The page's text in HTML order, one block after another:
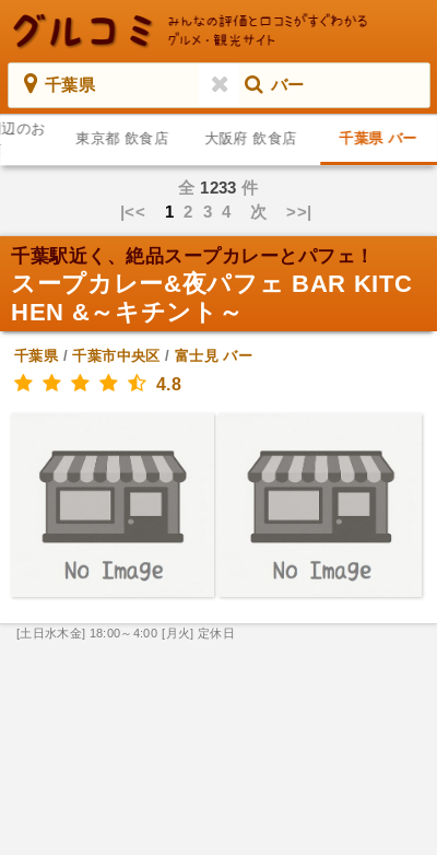
千葉県 バー
のお
東京都 飲食店 大阪府 飲食店 千葉県 バー
全 1233 件
|<< 12 3 4 次 >>|
千葉駅近く、絶品スープカレーとパフェ！
スープカレー&夜パフェ BAR KITC
HEN &～キチント～
千葉県/千葉市中央区 / 富士見 バー
4.8
[土日水木金] 18:00～4:00 [月火] 定休日